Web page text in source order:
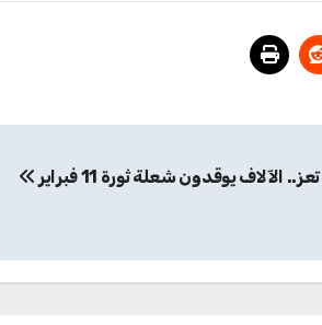
تعز.. الآلاف يوقدون شعلة ثورة 11 فبراير